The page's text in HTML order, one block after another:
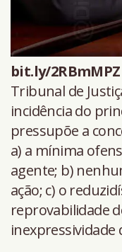
bit.ly/2RBmMPZ
Tribunal de
incidência do
pressupõe a
a) a mínima
agente; b)
ação; c) o
reprovabilidade
inexpressividade